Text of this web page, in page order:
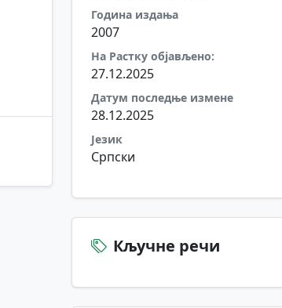
Година издања
2007
На Растку објављено:
27.12.2025
Датум последње измене
28.12.2025
Језик
Српски
Кључне речи